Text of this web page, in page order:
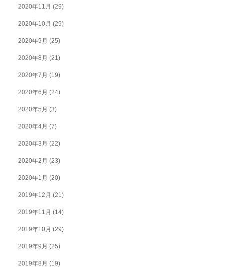
2020年11月 (29)
2020年10月 (29)
2020年9月 (25)
2020年8月 (21)
2020年7月 (19)
2020年6月 (24)
2020年5月 (3)
2020年4月 (7)
2020年3月 (22)
2020年2月 (23)
2020年1月 (20)
2019年12月 (21)
2019年11月 (14)
2019年10月 (29)
2019年9月 (25)
2019年8月 (19)